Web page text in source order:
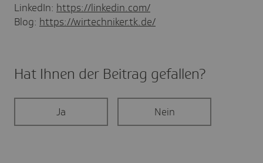
LinkedIn: https://linkedin.com/
Blog: https://wirtechniker.tk.de/
Hat Ihnen der Beitrag gefal­len?
Ja Nein